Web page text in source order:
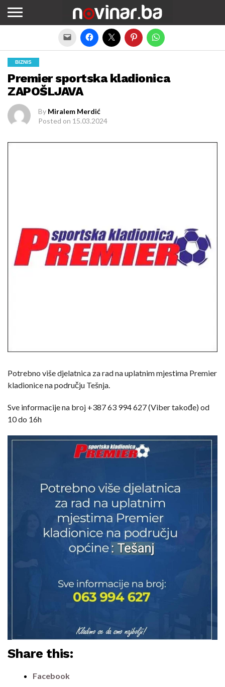
BIZNIS
Premier sportska kladionica
ZAPOŠLJAVA
By Miralem Merdić
Posted on 15.03.2024
Potrebno više djelatnica za rad na uplatnim mjestima Premier
kladionice na području Tešnja.
Sve informacije na broj +387 63 994 627 (Viber takođe) od
10 do 16h
Share this:
Facebook
Exit mobile version